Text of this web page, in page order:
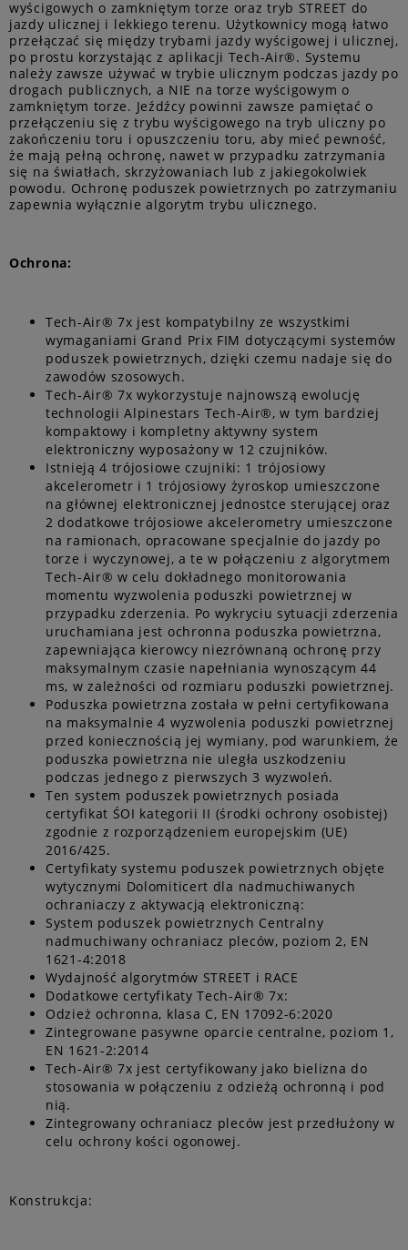
wyścigowych o zamkniętym torze oraz tryb STREET do
jazdy ulicznej i lekkiego terenu. Użytkownicy mogą łatwo
przełączać się między trybami jazdy wyścigowej i ulicznej,
po prostu korzystając z aplikacji Tech-Air®. Systemu
należy zawsze używać w trybie ulicznym podczas jazdy po
drogach publicznych, a NIE na torze wyścigowym o
zamkniętym torze. Jeźdźcy powinni zawsze pamiętać o
przełączeniu się z trybu wyścigowego na tryb uliczny po
zakończeniu toru i opuszczeniu toru, aby mieć pewność,
że mają pełną ochronę, nawet w przypadku zatrzymania
się na światłach, skrzyżowaniach lub z jakiegokolwiek
powodu. Ochronę poduszek powietrznych po zatrzymaniu
zapewnia wyłącznie algorytm trybu ulicznego.
Ochrona:
Tech-Air® 7x jest kompatybilny ze wszystkimi
wymaganiami Grand Prix FIM dotyczącymi systemów
poduszek powietrznych, dzięki czemu nadaje się do
zawodów szosowych.
Tech-Air® 7x wykorzystuje najnowszą ewolucję
technologii Alpinestars Tech-Air®, w tym bardziej
kompaktowy i kompletny aktywny system
elektroniczny wyposażony w 12 czujników.
Istnieją 4 trójosiowe czujniki: 1 trójosiowy
akcelerometr i 1 trójosiowy żyroskop umieszczone
na głównej elektronicznej jednostce sterującej oraz
2 dodatkowe trójosiowe akcelerometry umieszczone
na ramionach, opracowane specjalnie do jazdy po
torze i wyczynowej, a te w połączeniu z algorytmem
Tech-Air® w celu dokładnego monitorowania
momentu wyzwolenia poduszki powietrznej w
przypadku zderzenia. Po wykryciu sytuacji zderzenia
uruchamiana jest ochronna poduszka powietrzna,
zapewniająca kierowcy niezrównaną ochronę przy
maksymalnym czasie napełniania wynoszącym 44
ms, w zależności od rozmiaru poduszki powietrznej.
Poduszka powietrzna została w pełni certyfikowana
na maksymalnie 4 wyzwolenia poduszki powietrznej
przed koniecznością jej wymiany, pod warunkiem, że
poduszka powietrzna nie uległa uszkodzeniu
podczas jednego z pierwszych 3 wyzwoleń.
Ten system poduszek powietrznych posiada
certyfikat ŚOI kategorii II (środki ochrony osobistej)
zgodnie z rozporządzeniem europejskim (UE)
2016/425.
Certyfikaty systemu poduszek powietrznych objęte
wytycznymi Dolomiticert dla nadmuchiwanych
ochraniaczy z aktywacją elektroniczną:
System poduszek powietrznych Centralny
nadmuchiwany ochraniacz pleców, poziom 2, EN
1621-4:2018
Wydajność algorytmów STREET i RACE
Dodatkowe certyfikaty Tech-Air® 7x:
Odzież ochronna, klasa C, EN 17092-6:2020
Zintegrowane pasywne oparcie centralne, poziom 1,
EN 1621-2:2014
Tech-Air® 7x jest certyfikowany jako bielizna do
stosowania w połączeniu z odzieżą ochronną i pod
nią.
Zintegrowany ochraniacz pleców jest przedłużony w
celu ochrony kości ogonowej.
Konstrukcja: